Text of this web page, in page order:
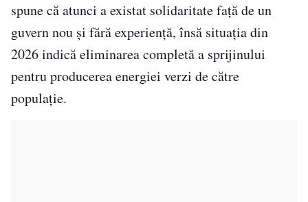
spune că atunci a existat solidaritate față de un
guvern nou și fără experiență, însă situația din
2026 indică eliminarea completă a sprijinului
pentru producerea energiei verzi de către
populație.